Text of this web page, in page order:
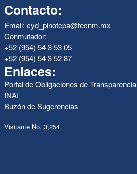
Contacto:
Email: cyd_pinotepa@tecnm.mx
Conmutador:
+52 (954) 54 3 53 05
+52 (954) 54 3 52 87
Enlaces:
Portal de Obligaciones de Transparencia
INAI
Buzón de Sugerencias
Visitante No. 3,254